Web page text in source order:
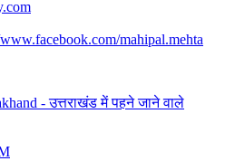
mahipal.mehta
- उत्तराखंड में पहने जाने वाले